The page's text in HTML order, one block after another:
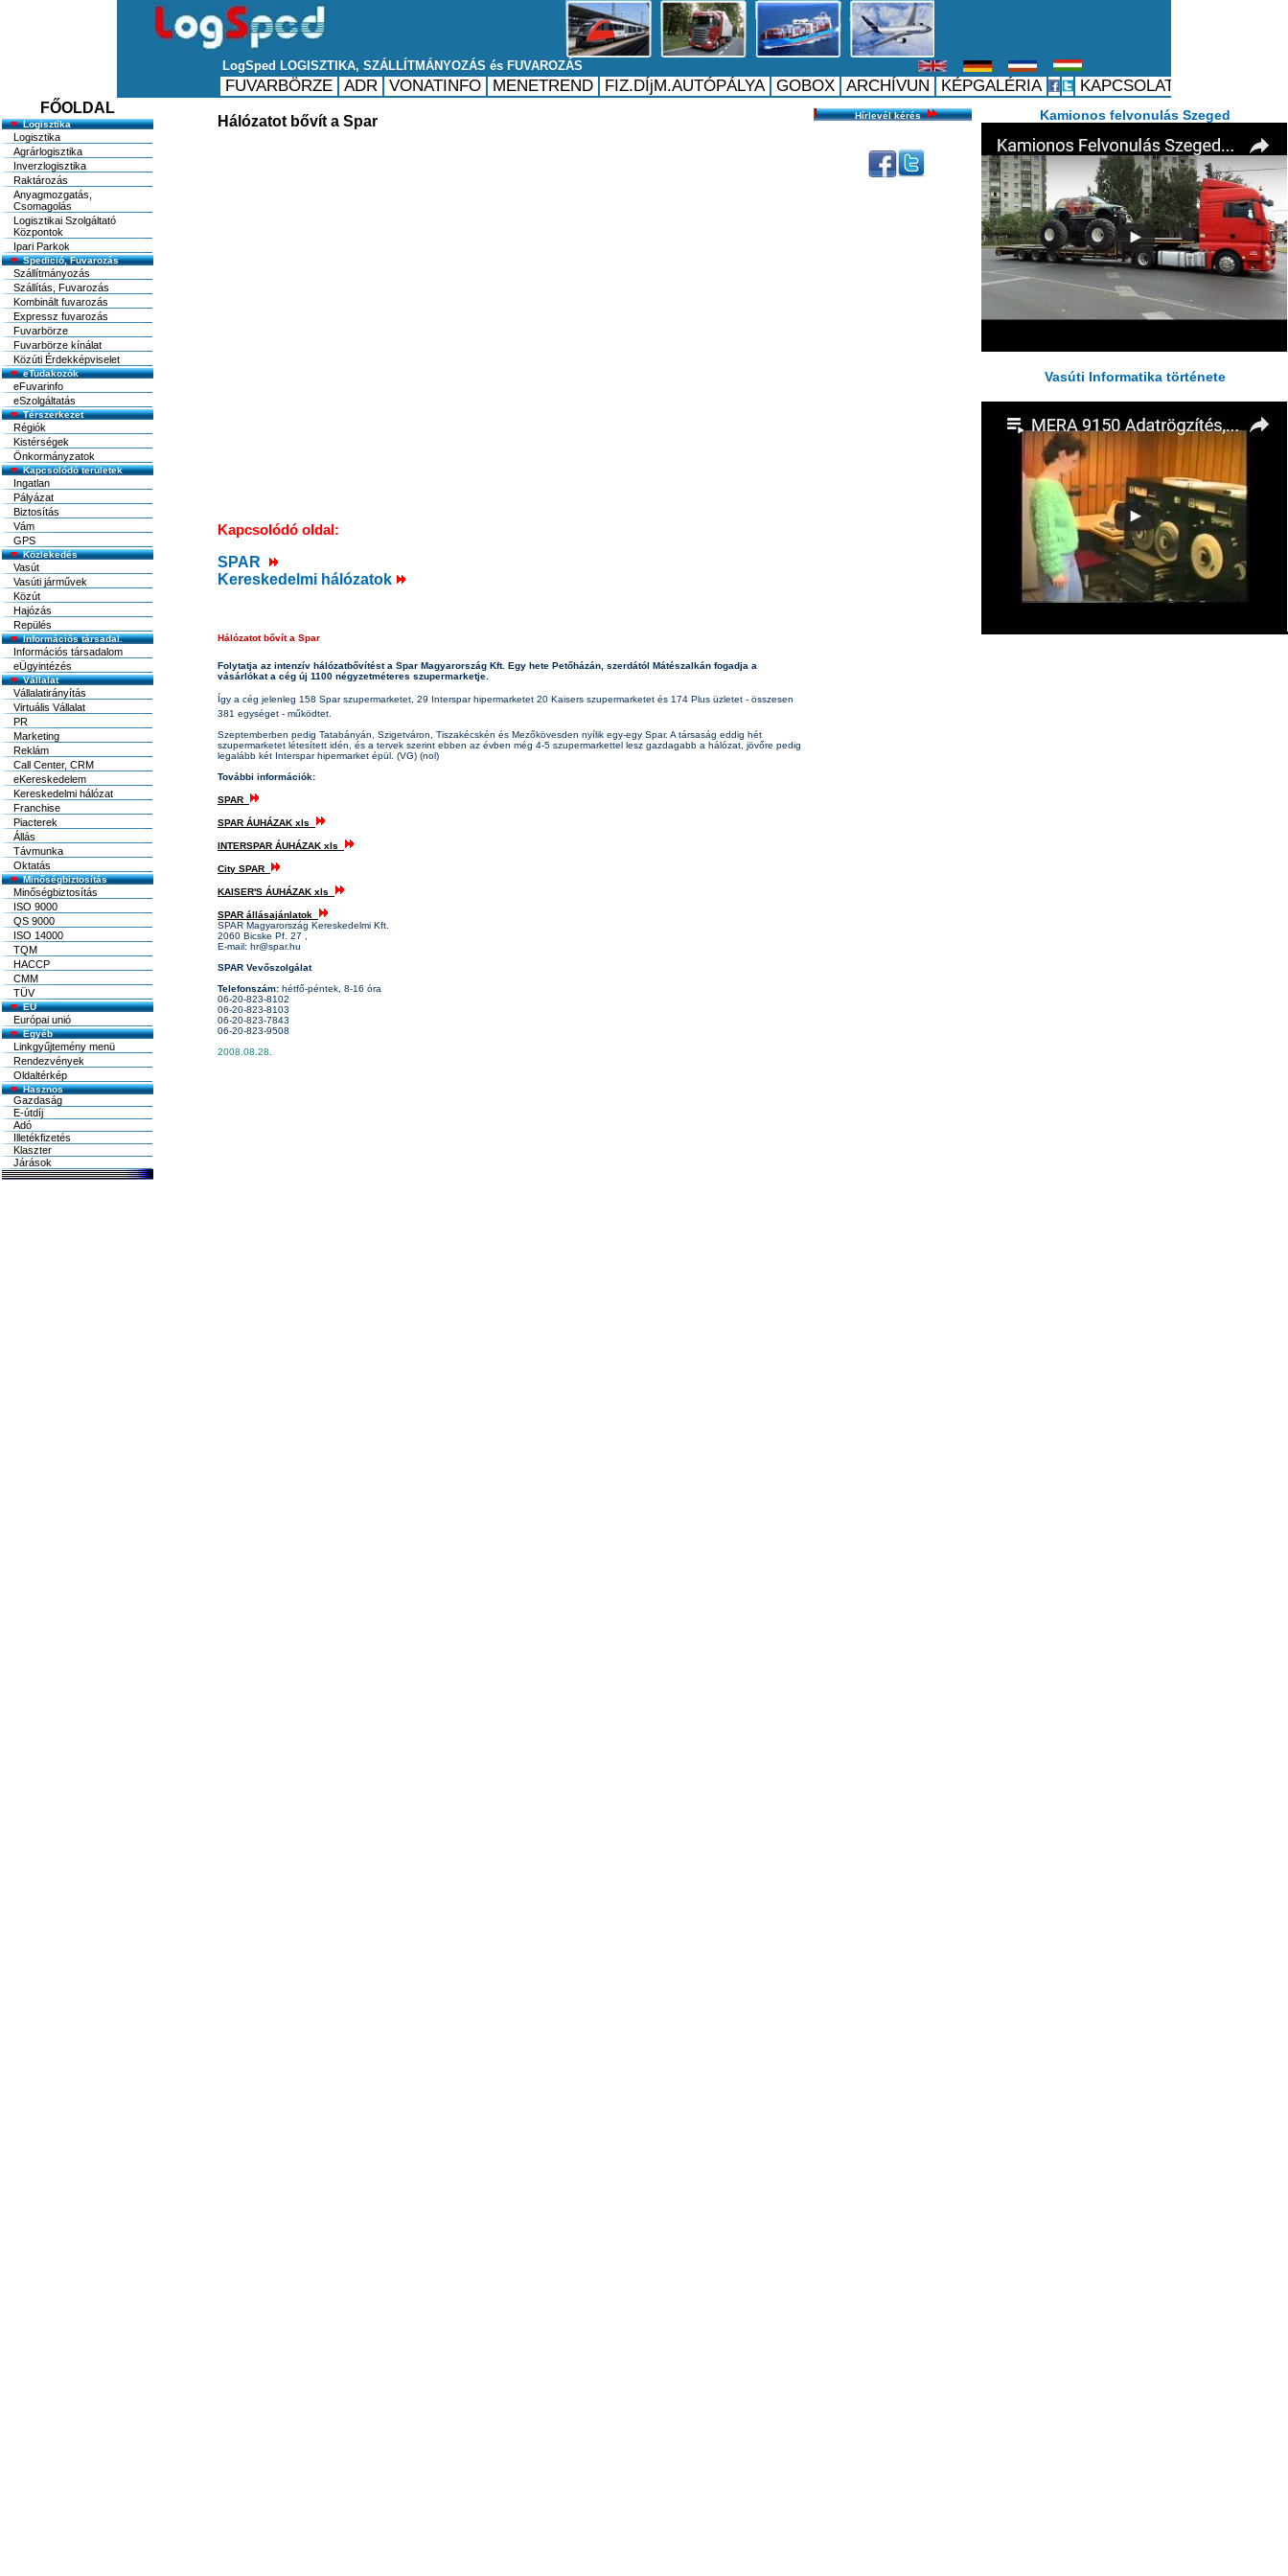
FŐOLDAL
Logisztika
Logisztika
Agrárlogisztika
Inverzlogisztika
Raktározás
Anyagmozgatás,
Csomagolás
Logisztikai Szolgáltató
Központok
Ipari Parkok
Spedició, Fuvarozás
Szállítmányozás
Szállítás, Fuvarozás
Kombinált fuvarozás
Expressz fuvarozás
Fuvarbörze
Fuvarbörze kínálat
Közúti Érdekképviselet
eTudakozók
eFuvarinfo
eSzolgáltatás
Térszerkezet
Régiók
Kistérségek
Önkormányzatok
Kapcsolódó területek
Ingatlan
Pályázat
Biztosítás
Vám
GPS
Közlekedés
Vasút
Vasúti járművek
Közút
Hajózás
Repülés
Információs társadal.
Információs társadalom
eÜgyintézés
Vállalat
Vállalatirányítás
Virtuális Vállalat
PR
Marketing
Reklám
Call Center, CRM
eKereskedelem
Kereskedelmi hálózat
Franchise
Piacterek
Állás
Távmunka
Oktatás
Minőségbiztosítás
Minőségbiztosítás
ISO 9000
QS 9000
ISO 14000
TQM
HACCP
CMM
TÜV
EU
Európai unió
Egyéb
Linkgyűjtemény menü
Rendezvények
Oldaltérkép
Hálózatot bővít a Spar
Kapcsolódó oldal:
SPAR
Kereskedelmi hálózatok
Hálózatot bővít a Spar
Folytatja az intenzív hálózatbővítést a Spar Magyarország Kft. Egy hete Petőházán, szerdától Mátészalkán fogadja a
vásárlókat a cég új 1100 négyzetméteres szupermarketje.
Így a cég jelenleg 158 Spar szupermarketet, 29 Interspar hipermarketet 20 Kaisers szupermarketet és 174 Plus üzletet - összesen
381 egységet - működtet.
Szeptemberben pedig Tatabányán, Szigetváron, Tiszakécskén és Mezőkövesden nyílik egy-egy Spar. A társaság eddig hét
szupermarketet létesített idén, és a tervek szerint ebben az évben még 4-5 szupermarkettel lesz gazdagabb a hálózat, jövőre pedig
legalább két Interspar hipermarket épül. (VG) (nol)
További információk:
SPAR
SPAR ÁUHÁZAK xls
INTERSPAR ÁUHÁZAK xls
City SPAR
KAISER'S ÁUHÁZAK xls
SPAR állásajánlatok
SPAR Magyarország Kereskedelmi Kft.
2060 Bicske Pf. 27 ,
E-mail: hr@spar.hu
SPAR Vevőszolgálat
Telefonszám: hétfő-péntek, 8-16 óra
06-20-823-8102
06-20-823-8103
06-20-823-7843
06-20-823-9508
2008.08.28.
Hírlevél kérés